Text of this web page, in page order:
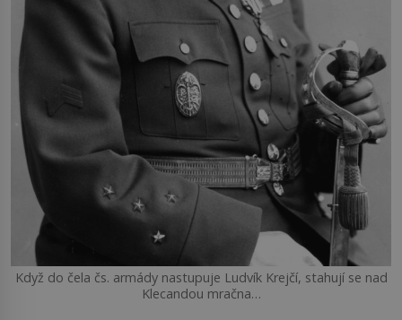
Když do čela čs. armády nastupuje Ludvík Krejčí, stahují se nad
Klecandou mračna…